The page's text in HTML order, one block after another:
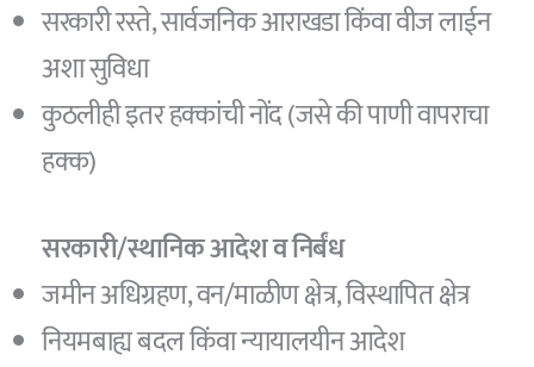
सरकारी रस्ते, सार्वजनिक आराखडा किंवा वीज लाईन
अशा सुविधा
कुठलीही इतर हक्कांची नोंद (जसे की पाणी वापराचा
हक्क)
सरकारी/स्थानिक आदेश व निर्बंध
जमीन अधिग्रहण, वन/माळीण क्षेत्र, विस्थापित क्षेत्र
नियमबाह्य बदल किंवा न्यायालयीन आदेश